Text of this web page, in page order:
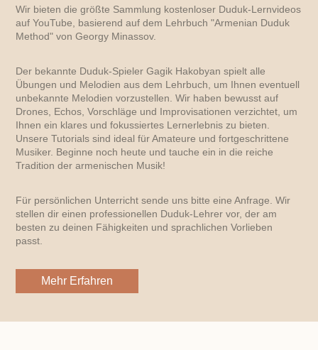
Wir bieten die größte Sammlung kostenloser Duduk-Lernvideos
auf YouTube, basierend auf dem Lehrbuch "Armenian Duduk
Method" von Georgy Minassov.
Der bekannte Duduk-Spieler Gagik Hakobyan spielt alle
Übungen und Melodien aus dem Lehrbuch, um Ihnen eventuell
unbekannte Melodien vorzustellen. Wir haben bewusst auf
Drones, Echos, Vorschläge und Improvisationen verzichtet, um
Ihnen ein klares und fokussiertes Lernerlebnis zu bieten.
Unsere Tutorials sind ideal für Amateure und fortgeschrittene
Musiker. Beginne noch heute und tauche ein in die reiche
Tradition der armenischen Musik!
Für persönlichen Unterricht sende uns bitte eine Anfrage. Wir
stellen dir einen professionellen Duduk-Lehrer vor, der am
besten zu deinen Fähigkeiten und sprachlichen Vorlieben
passt.
Mehr Erfahren